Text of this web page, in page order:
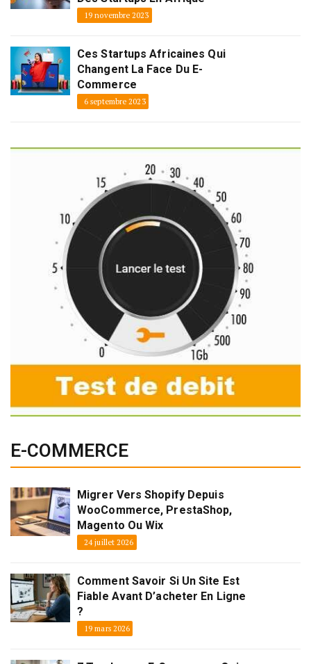
19 novembre 2023
Ces Startups Africaines Qui
Changent La Face Du E-
Commerce
6 septembre 2023
E-COMMERCE
Migrer Vers Shopify Depuis
WooCommerce, PrestaShop,
Magento Ou Wix
24 juillet 2026
Comment Savoir Si Un Site Est
Fiable Avant D’acheter En Ligne
?
19 mars 2026